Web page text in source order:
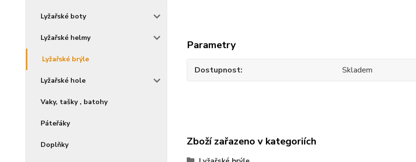
Lyžařské boty
Lyžařské helmy
Lyžařské brýle
Lyžařské hole
Vaky, tašky , batohy
Páteřáky
Doplňky
Parametry
Dostupnost Skladem
Zboží zařazeno v kategoriích